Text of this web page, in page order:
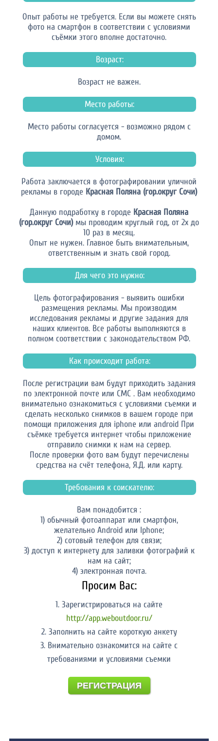
Опыт работы не требуется. Если вы можете снять
фото на смартфон в соответствии с условиями
съёмки этого вполне достаточно.
Возраст:
Возраст не важен.
Место работы:
Место работы согласуется - возможно рядом с
домом.
Условия:
Работа заключается в фотографировании уличной
рекламы в городе Красная Поляна (гор.округ Сочи)
Данную подработку в городе Красная Поляна
(гор.округ Сочи)мы проводим круглый год, от 2х до
10 раз в месяц.
Опыт не нужен. Главное быть внимательным,
ответственным и знать свой город.
Для чего это нужно:
Цель фотографирования - выявить ошибки
размещения рекламы. Мы производим
исследования рекламы и другие задания для
наших клиентов. Все работы выполняются в
полном соответствии с законодательством РФ.
Как происходит работа:
После регистрации вам будут приходить задания
по электронной почте или СМС . Вам необходимо
внимательно ознакомиться с условиями съемки и
сделать несколько снимков в вашем городе при
помощи приложения для iphone или android При
съёмке требуется интернет чтобы приложение
отправило снимки к нам на сервер.
После проверки фото вам будут перечислены
средства на счёт телефона, Я.Д. или карту.
Требования к соискателю:
Вам понадобится :
1) обычный фотоаппарат или смартфон,
желательно Android или Iphone;
2) сотовый телефон для связи;
3) доступ к интернету для заливки фотографий к
нам на сайт;
4) электронная почта.
Просим Вас:
1. Зарегистрироваться на сайте
http://app.weboutdoor.ru/
2. Заполнить на сайте короткую анкету
3. Внимательно ознакомится на сайте с
требованиями и условиями съемки
РЕГИСТРАЦИЯ